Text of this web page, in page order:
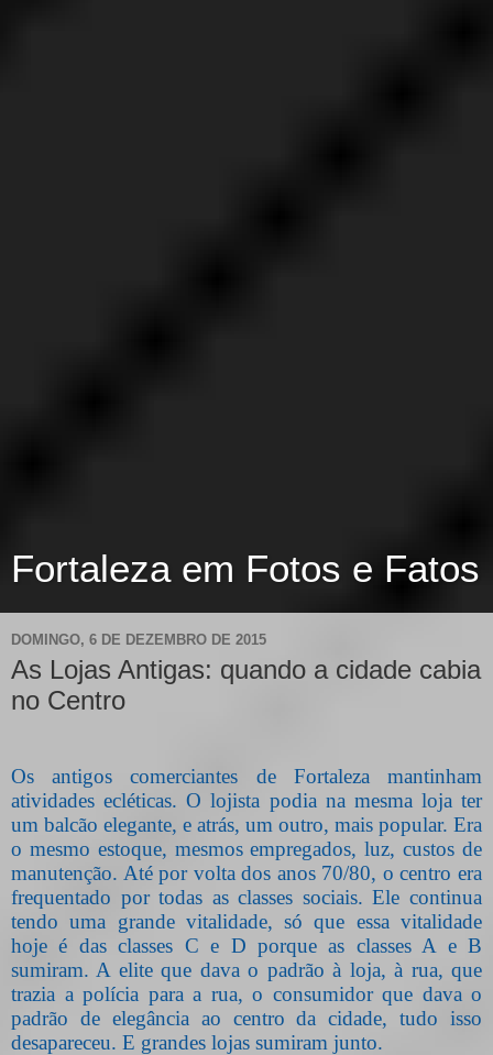
Fortaleza em Fotos e Fatos
DOMINGO, 6 DE DEZEMBRO DE 2015
As Lojas Antigas: quando a cidade cabia
no Centro
Os antigos comerciantes de Fortaleza mantinham
atividades ecléticas. O lojista podia na mesma loja ter
um balcão elegante, e atrás, um outro, mais popular. Era
o mesmo estoque, mesmos empregados, luz, custos de
manutenção. Até por volta dos anos 70/80, o centro era
frequentado por todas as classes sociais. Ele continua
tendo uma grande vitalidade, só que essa vitalidade
hoje é das classes C e D porque as classes A e B
sumiram. A elite que dava o padrão à loja, à rua, que
trazia a polícia para a rua, o consumidor que dava o
padrão de elegância ao centro da cidade, tudo isso
desapareceu. E grandes lojas sumiram junto.